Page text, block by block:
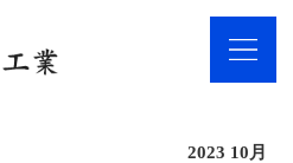
2023 10月